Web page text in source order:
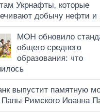
Укрнафты, которые
добычу нефти и
МОН обновило
общего среднего
образования: что
выпустит памятную
Папы Римского Иоанна